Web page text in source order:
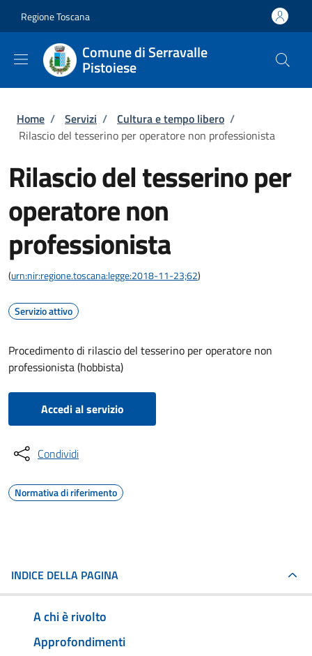
Regione Toscana
Comune di Serravalle
Pistoiese
Briciole di pane
Home / Servizi / Cultura e tempo libero /
Rilascio del tesserino per operatore non professionista
Rilascio del tesserino per
operatore non
professionista
(urn:nir:regione.toscana:legge:2018-11-23;62)
Servizio attivo
Procedimento di rilascio del tesserino per operatore non
professionista (hobbista)
Accedi al servizio
Condividi
Normativa di riferimento
INDICE DELLA PAGINA
A chi è rivolto
Approfondimenti